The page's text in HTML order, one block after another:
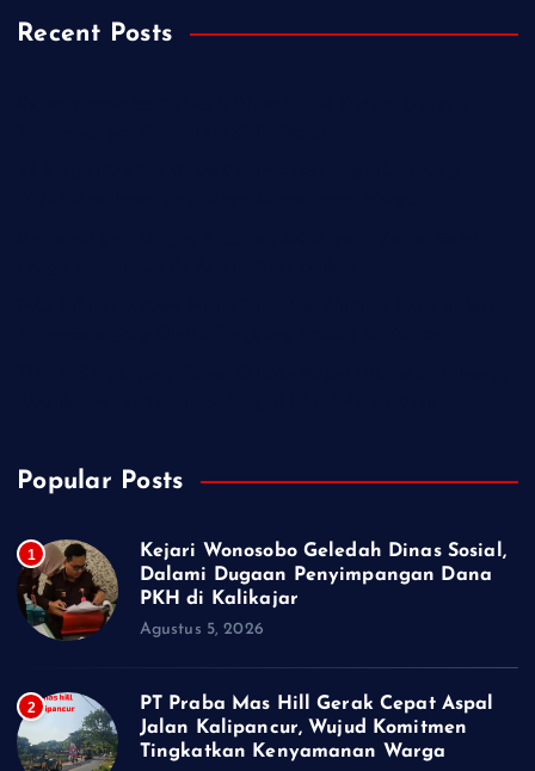
Recent Posts
Popular Posts
1
Kejari Wonosobo Geledah Dinas Sosial,
Dalami Dugaan Penyimpangan Dana
PKH di Kalikajar
Agustus 5, 2026
2
PT Praba Mas Hill Gerak Cepat Aspal
Jalan Kalipancur, Wujud Komitmen
Tingkatkan Kenyamanan Warga